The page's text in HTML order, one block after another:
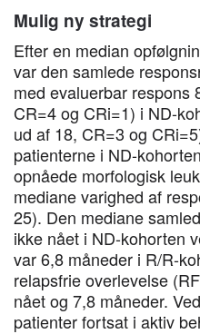
Mulig ny strategi
Efter en median
var den samlede
med evaluerbar respons
CR=4 og CRi=1) i ND-
ud af 18, CR=3 og
patienterne i ND-
opnåede morfologisk
mediane varighed af
25). Den mediane
ikke nået i ND-kohorten
var 6,8 måneder i R/R-
relapsfrie overlevelse
nået og 7,8 måneder.
patienter fortsat i aktiv